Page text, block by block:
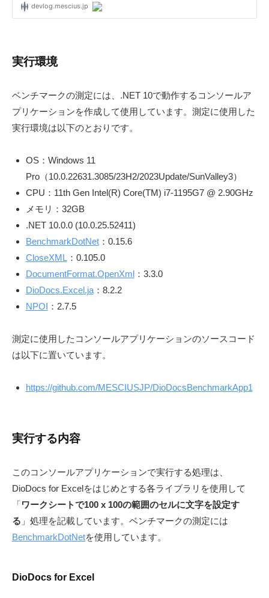
報
メ
ィ
ア
「
U
S
d
e
g
実行環境
ベンチマークの測定には、.NET 10で動作するコンソールア
プリケーションを作成して使用しています。測定に使用した
実行環境は以下のとおりです。
OS：Windows 11
Pro（10.0.22631.3085/23H2/2023Update/SunValley3）
CPU：11th Gen Intel(R) Core(TM) i7-1195G7 @ 2.90GHz
メモリ：32GB
.NET 10.0.0 (10.0.25.52411)
BenchmarkDotNet：0.15.6
CloseXML：0.105.0
DocumentFormat.OpenXml ：3.3.0
DioDocs.Excel.ja：8.2.2
NPOI
：2.7.5
測定に使用したコンソールアプリケーションのソースコード
は以下に置いています。
https://github.com/MESCIUSJP/DioDocsBenchmarkApp1
実行する内容
このコンソールアプリケーションで実行する処理は、
DioDocs for Excelをはじめとする各ライブラリを使用して
「ワークシートで100 x 100の範囲のセルに文字を設定す
る 」処理を記載しています。ベンチマークの測定には
BenchmarkDotNetを使用しています。
DioDocs for Excel